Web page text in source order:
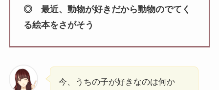
◎ 最近、動物が好きだから動物のでてく
る絵本をさがそう
今、うちの子が好きなのは何か